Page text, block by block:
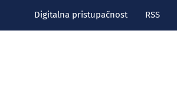
Digitalna pristupačnost RSS